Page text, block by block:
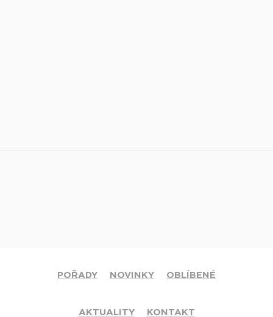
POŘADY NOVINKY OBLÍBENÉ
AKTUALITY KONTAKT